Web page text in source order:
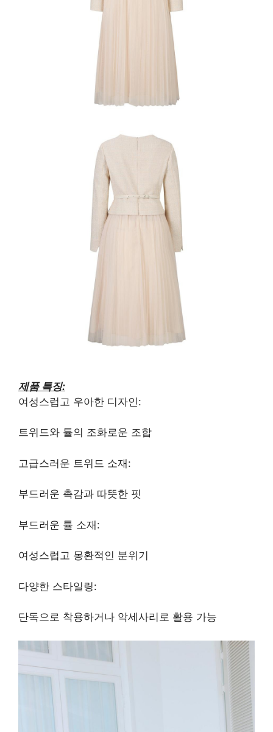
제품 특징:
여성스럽고 우아한 디자인:
트위드와 튤의 조화로운 조합
고급스러운 트위드 소재:
부드러운 촉감과 따뜻한 핏
부드러운 튤 소재:
여성스럽고 몽환적인 분위기
다양한 스타일링:
단독으로 착용하거나 악세사리로 활용 가능